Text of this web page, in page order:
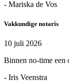
- Mariska de Vos
Vakkundige notaris
10 juli 2026
Binnen no-time een
- Iris Veenstra